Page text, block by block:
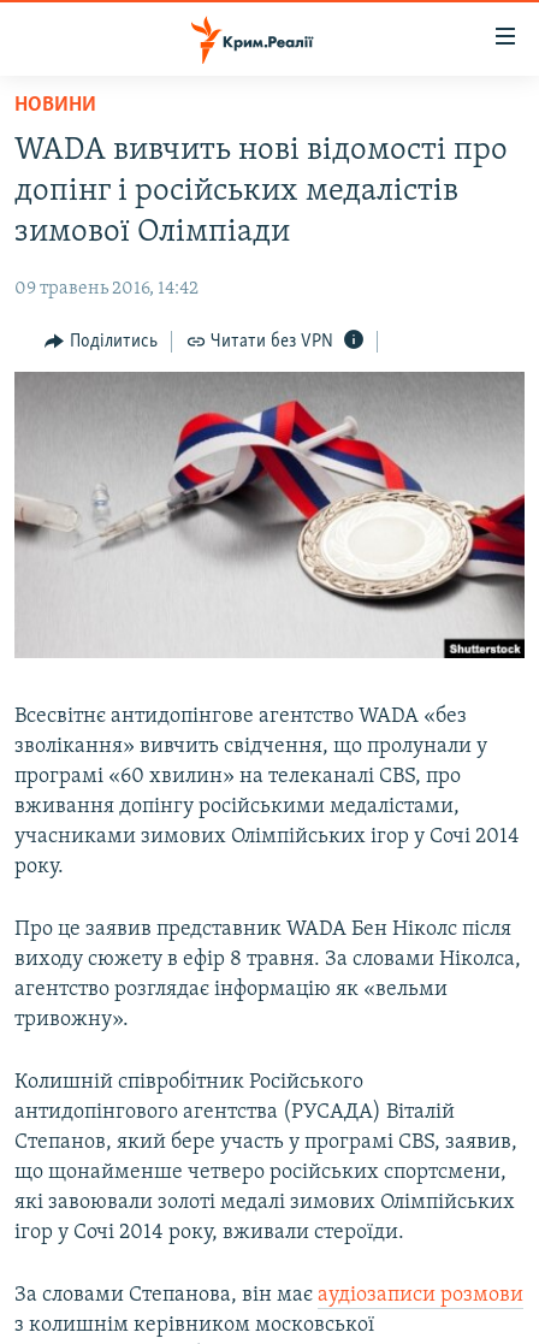
Перейти
основного
матеріалу
до
основної
навігації
Перейти
до
ВІДЕО ТА ФОТО
БЛОГИ
ПОГЛЯД
ДЕПОРТАЦІЯ
ЯК ОБІЙТИ БЛОКУВАННЯ
Усі сайти RFE/RL
НОВИНИ
WADA вивчить нові відомості про
допінг і російських медалістів
зимової Олімпіади
09 травень 2016, 14:42
Поділитись Читати без VPN
Всесвітнє антидопінгове агентство WADA «без
зволікання» вивчить свідчення, що пролунали у
програмі «60 хвилин» на телеканалі CBS, про
вживання допінгу російськими медалістами,
учасниками зимових Олімпійських ігор у Сочі 2014
року.
Про це заявив представник WADA Бен Ніколс після
виходу сюжету в ефір 8 травня. За словами Ніколса,
агентство розглядає інформацію як «вельми
тривожну».
Колишній співробітник Російського
антидопінгового агентства (РУСАДА) Віталій
Степанов, який бере участь у програмі CBS, заявив,
що щонайменше четверо російських спортсмени,
які завоювали золоті медалі зимових Олімпійських
ігор у Сочі 2014 року, вживали стероїди.
За словами Степанова, він має аудіозаписи розмови
з колишнім керівником московської